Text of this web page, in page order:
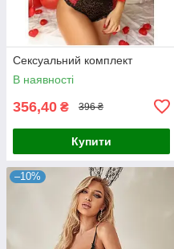
Сексуальний комплект
В наявності
356,40 ₴ 396 ₴
Купити
–10%